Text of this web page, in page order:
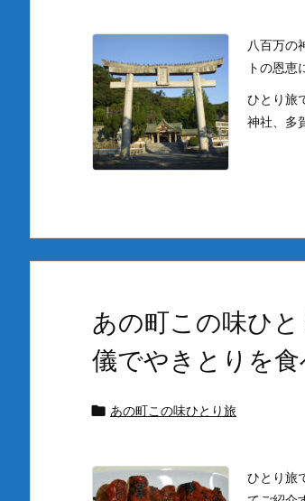
八百万の
トの恩恵
ひとり旅
神社、多
あの町この味ひ
儀でやきとりを食
 あの町この味ひとり旅
ひとり旅